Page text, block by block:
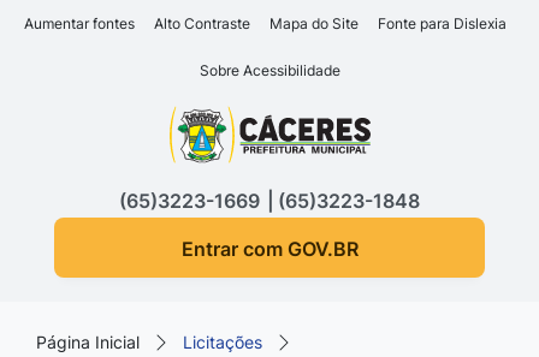
Seção de atalhos e links
Ir para o conteúdo [alt+1]
Ir para o rodapé [alt+4]
Aumentar fontes Alto Contraste Mapa do Site Fonte para Dislexia
Sobre Acessibilidade
Seção do menu principal
(65)3223-1669
(65)3223-1848
Entrar com GOV.BR
Página Inicial
Licitações